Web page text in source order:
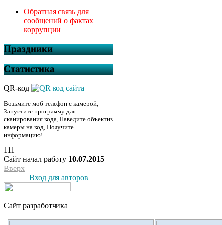
Обратная связь для
сообщений о фактах
коррупции
Праздники
Статистика
QR-код
Возьмите моб телефон с камерой,
Запустите программу для
сканирования кода, Наведите объектив
камеры на код, Получите
информацию!
111
Сайт начал работу 10.07.2015
Вверх
Вход для авторов
Сайт разработчика